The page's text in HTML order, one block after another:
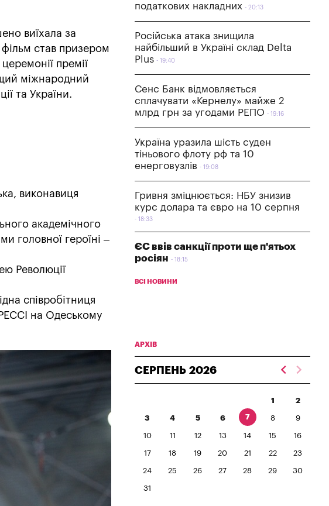
виїхала за
фільм став призером
премії
міжнародний
та України.
виконавиця
академічного
головної героїні –
Революції
співробітниця
на Одеському
податкових накладних
20:13
Російська атака знищила
найбільший в Україні склад Delta
Plus
19:40
Сенс Банк відмовляється
сплачувати «Кернелу» майже 2
млрд грн за угодами РЕПО
19:16
Україна уразила шість суден
тіньового флоту рф та 10
енерговузлів
19:08
Гривня зміцнюється: НБУ знизив
курс долара та євро на 10 серпня
18:33
ЄС ввів санкції проти ще п'ятьох
росіян
18:15
ВСІ НОВИНИ
АРХІВ
СЕРПЕНЬ 2026
1 2
3 4 5 6 7 8 9
10 11 12 13 14 15 16
17 18 19 20 21 22 23
24 25 26 27 28 29 30
31